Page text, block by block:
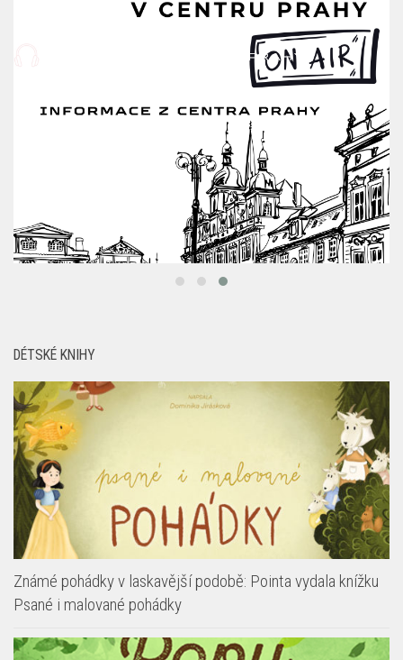
DÉTSKÉ KNIHY
Známé pohádky v laskavější podobě: Pointa vydala knížku
Psané i malované pohádky